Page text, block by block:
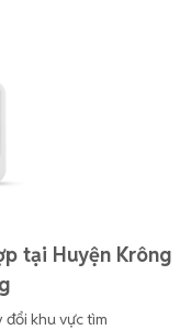
tại Huyện Krông
khu vực tìm